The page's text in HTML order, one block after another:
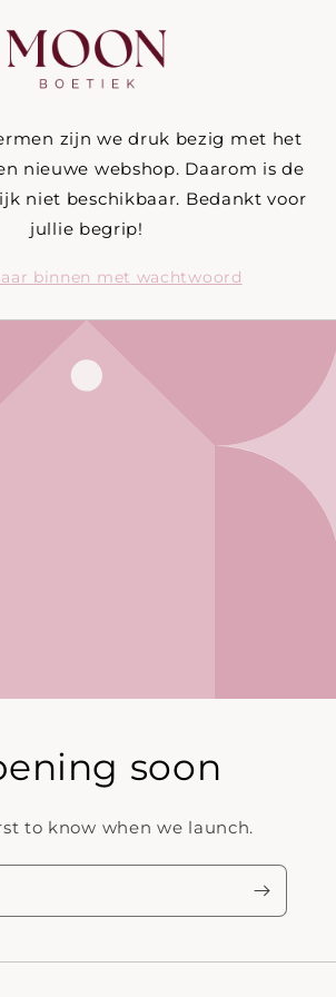
zijn we druk bezig met het
nieuwe webshop. Daarom is de
niet beschikbaar. Bedankt voor
jullie begrip!
binnen met wachtwoord
soon
to know when we launch.